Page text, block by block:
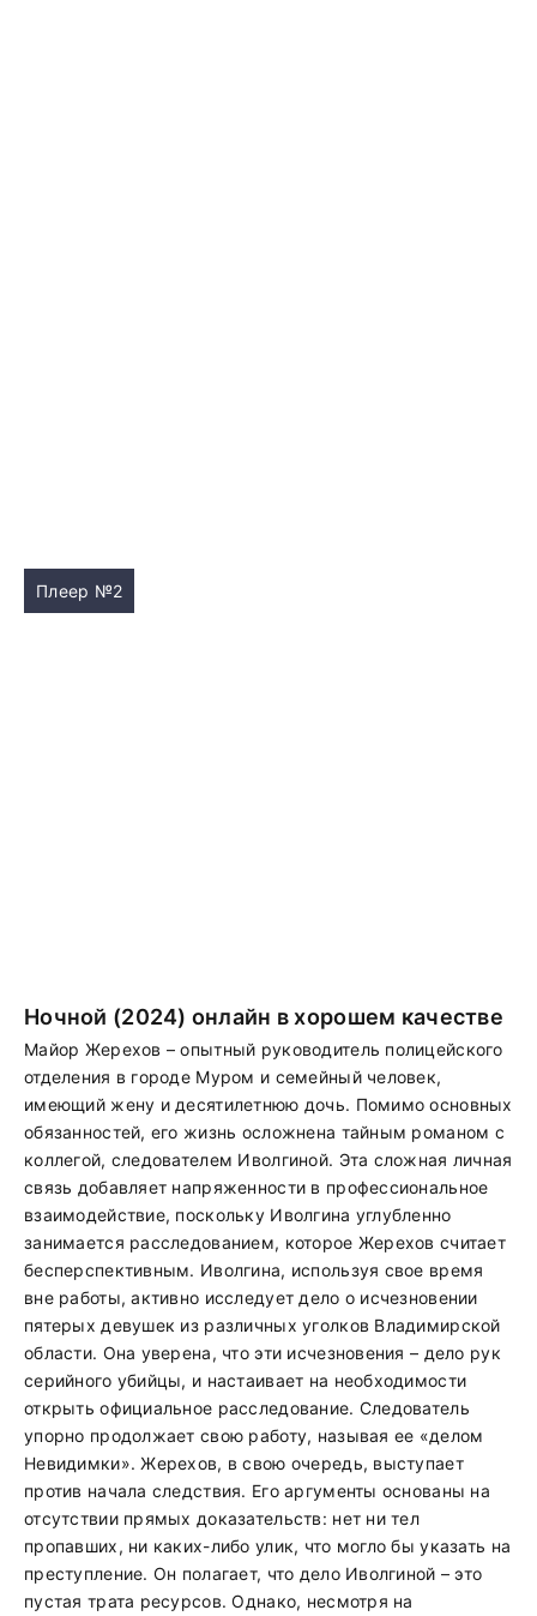
Плеер №2
Ночной (2024) онлайн в хорошем качестве
Майор Жерехов – опытный руководитель полицейского
отделения в городе Муром и семейный человек,
имеющий жену и десятилетнюю дочь. Помимо основных
обязанностей, его жизнь осложнена тайным романом с
коллегой, следователем Иволгиной. Эта сложная личная
связь добавляет напряженности в профессиональное
взаимодействие, поскольку Иволгина углубленно
занимается расследованием, которое Жерехов считает
бесперспективным. Иволгина, используя свое время
вне работы, активно исследует дело о исчезновении
пятерых девушек из различных уголков Владимирской
области. Она уверена, что эти исчезновения – дело рук
серийного убийцы, и настаивает на необходимости
открыть официальное расследование. Следователь
упорно продолжает свою работу, называя ее «делом
Невидимки». Жерехов, в свою очередь, выступает
против начала следствия. Его аргументы основаны на
отсутствии прямых доказательств: нет ни тел
пропавших, ни каких-либо улик, что могло бы указать на
преступление. Он полагает, что дело Иволгиной – это
пустая трата ресурсов. Однако, несмотря на